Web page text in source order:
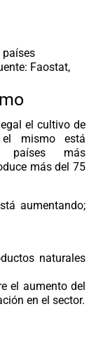
países
Faostat,
el cultivo de
mismo está
países más
más del 75
aumentando;
naturales
el aumento del
en el sector.